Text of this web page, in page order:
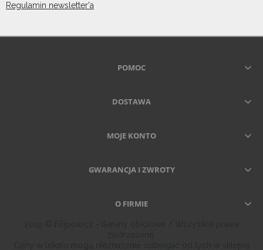
Regulamin newsletter'a
POMOC
DOSTAWA
MOJE KONTO
GWARANCJA I ZWROTY
O FIRMIE